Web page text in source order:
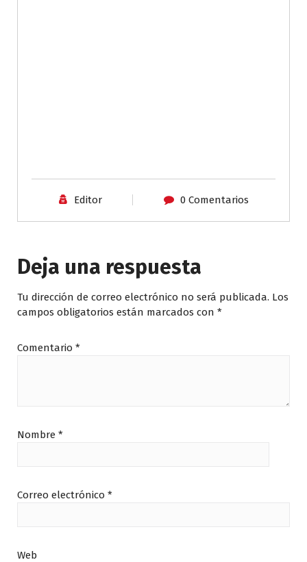
Editor 0 Comentarios
Deja una respuesta
Tu dirección de correo electrónico no será publicada. Los
campos obligatorios están marcados con *
Comentario *
Nombre *
Correo electrónico *
Web